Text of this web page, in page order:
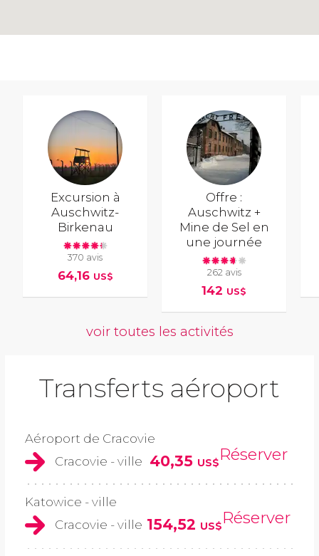
Excursion à
Auschwitz-
Birkenau
370 avis
64,16 US$
Offre :
Auschwitz +
Mine de Sel en
une journée
262 avis
142 US$
voir toutes les activités
Transferts aéroport
Aéroport de Cracovie
Cracovie - ville 40,35 US$Réserver
Katowice - ville
Cracovie - ville 154,52 US$Réserver